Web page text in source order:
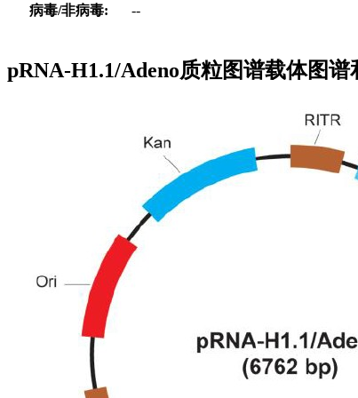
病毒/非病毒:
--
pRNA-H1.1/Adeno质粒图谱载体图